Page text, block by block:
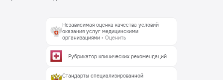
Независимая оценка качества условий
оказания услуг медицинскими
организациями • Оценить
Рубрикатор клинических рекомендаций
Стандарты специализированной